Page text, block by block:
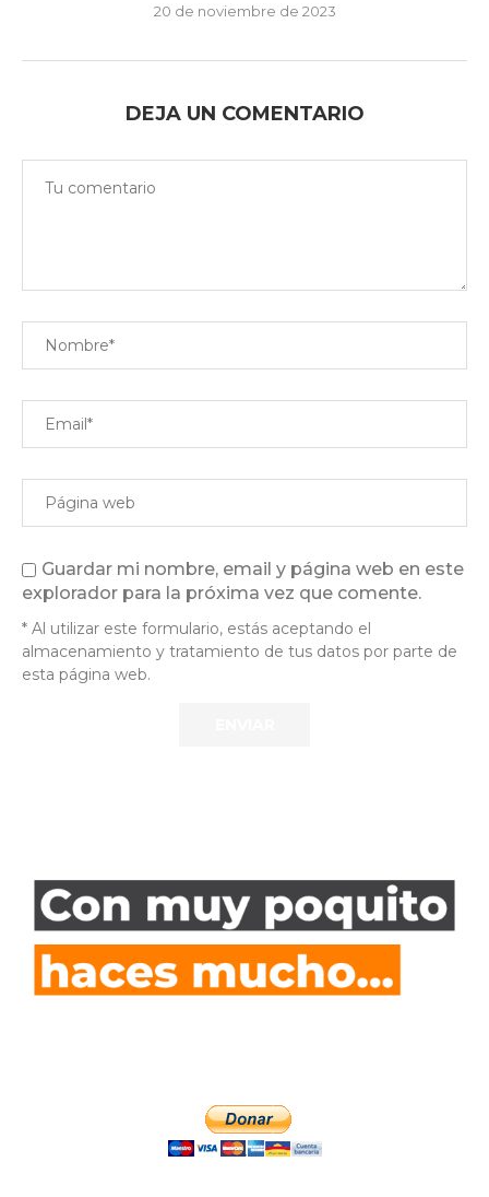
20 de noviembre de 2023
DEJA UN COMENTARIO
Guardar mi nombre, email y página web en este
explorador para la próxima vez que comente.
* Al utilizar este formulario, estás aceptando el
almacenamiento y tratamiento de tus datos por parte de
esta página web.